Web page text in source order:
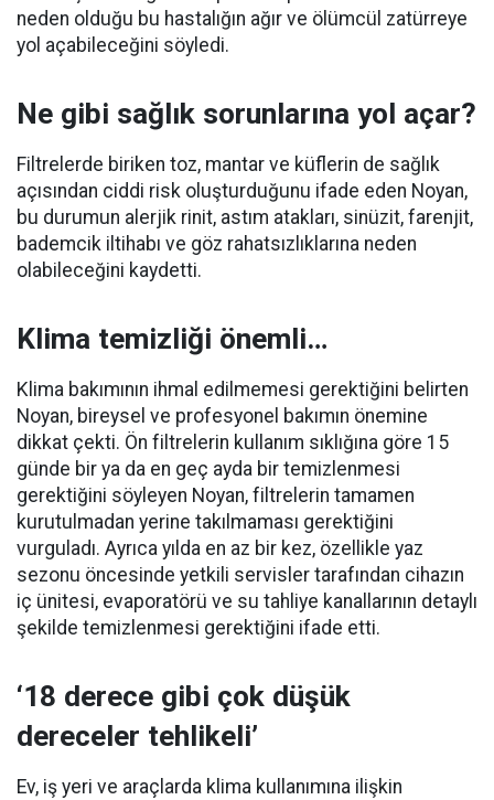
neden olduğu bu hastalığın ağır ve ölümcül zatürreye
yol açabileceğini söyledi.
Ne gibi sağlık sorunlarına yol açar?
Filtrelerde biriken toz, mantar ve küflerin de sağlık
açısından ciddi risk oluşturduğunu ifade eden Noyan,
bu durumun alerjik rinit, astım atakları, sinüzit, farenjit,
bademcik iltihabı ve göz rahatsızlıklarına neden
olabileceğini kaydetti.
Klima temizliği önemli…
Klima bakımının ihmal edilmemesi gerektiğini belirten
Noyan, bireysel ve profesyonel bakımın önemine
dikkat çekti. Ön filtrelerin kullanım sıklığına göre 15
günde bir ya da en geç ayda bir temizlenmesi
gerektiğini söyleyen Noyan, filtrelerin tamamen
kurutulmadan yerine takılmaması gerektiğini
vurguladı. Ayrıca yılda en az bir kez, özellikle yaz
sezonu öncesinde yetkili servisler tarafından cihazın
iç ünitesi, evaporatörü ve su tahliye kanallarının detaylı
şekilde temizlenmesi gerektiğini ifade etti.
‘18 derece gibi çok düşük
dereceler tehlikeli’
Ev, iş yeri ve araçlarda klima kullanımına ilişkin